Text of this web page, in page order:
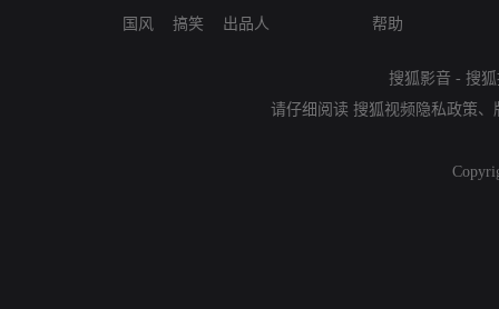
国风
搞笑
出品人
帮助
搜狐影音 - 搜
请仔细阅读 搜狐视频隐私政策、